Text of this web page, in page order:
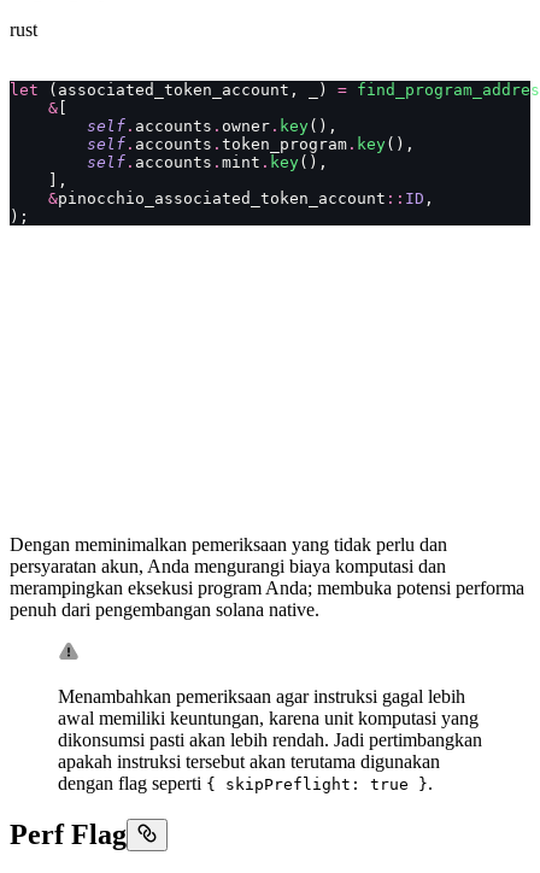
rust
let (associated_token_account, _) =
    &
        self
. accounts . owner . key(),
        self
. accounts . token_program . key(),
        self
. accounts . mint . key(),
    ],
    &
pinocchio_associated_token_account :: ID ,
);
Dengan meminimalkan pemeriksaan yang tidak perlu dan
persyaratan akun, Anda mengurangi biaya komputasi dan
merampingkan eksekusi program Anda; membuka potensi performa
penuh dari pengembangan solana native.
Menambahkan pemeriksaan agar instruksi gagal lebih
awal memiliki keuntungan, karena unit komputasi yang
dikonsumsi pasti akan lebih rendah. Jadi pertimbangkan
apakah instruksi tersebut akan terutama digunakan
dengan flag seperti { skipPreflight: true }.
Perf Flag